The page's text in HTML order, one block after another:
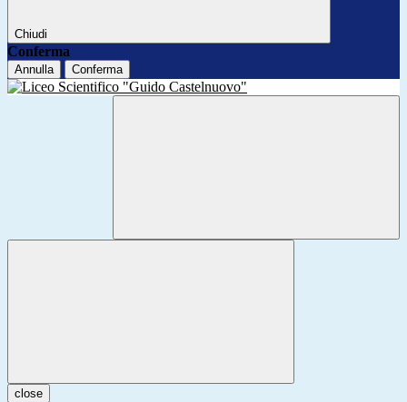
Chiudi
Conferma
Annulla Conferma
close